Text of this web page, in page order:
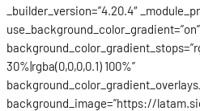
_builder_version=”4.20.4″
use_background_color_gradient=”on”
30%|rgba(0,0,0,0.1) 100%”
background_image=”https://